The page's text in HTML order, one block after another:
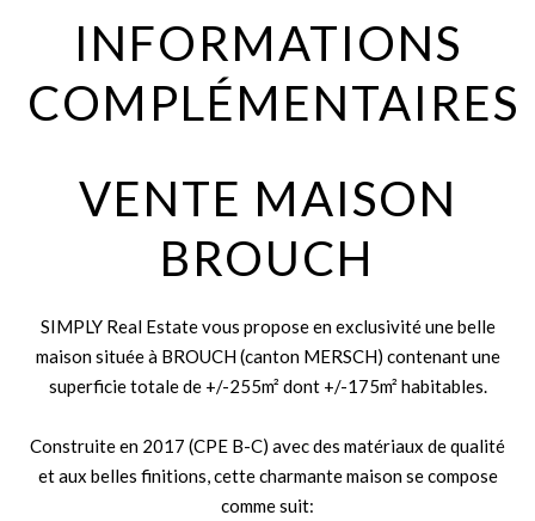
INFORMATIONS
COMPLÉMENTAIRES
VENTE MAISON
BROUCH
SIMPLY Real Estate vous propose en exclusivité une belle
maison située à BROUCH (canton MERSCH) contenant une
superficie totale de +/-255m² dont +/-175m² habitables.
Construite en 2017 (CPE B-C) avec des matériaux de qualité
et aux belles finitions, cette charmante maison se compose
comme suit: